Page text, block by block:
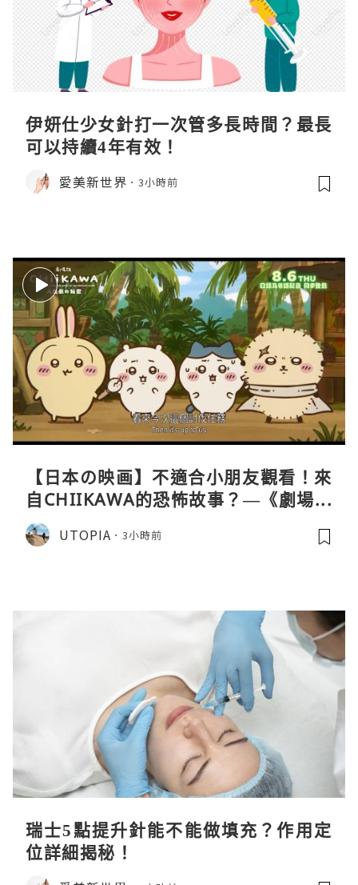
伊妍仕少女針打一次管多長時間？最長
可以持續4年有效！
愛美新世界 3小時前
【日本の映画】不適合小朋友觀看！來
自CHIIKAWA的恐怖故事？—《劇場版
CHIIKAWA 人魚島的秘密》
UTOPIA 3小時前
瑞士5點提升針能不能做填充？作用定
位詳細揭秘！